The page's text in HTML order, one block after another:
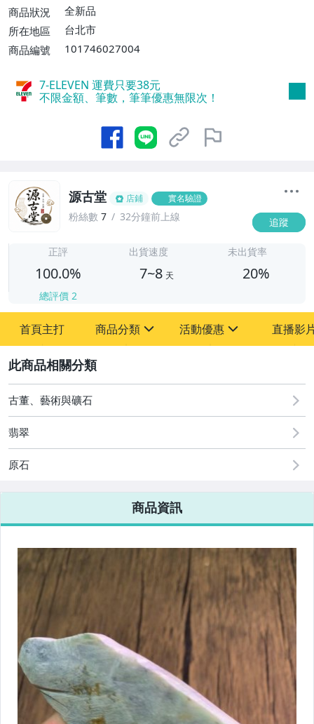
運費$60、滿5件或消費滿$1298免運
費】、宅配/貨運【單件運費$120、滿5件
商品狀況
全新品
所在地區
台北市
商品編號
101746027004
7-ELEVEN 運費只要38元
不限金額、筆數，筆筆優惠無限次！
源古堂 店鋪 實名驗證
粉絲數 7 32分鐘前上線 追蹤
正評
100.0%
總評價 2
出貨速度
7~8 天
未出貨率
20%
首頁主打 商品分類
其它
活動優惠
[全店] 周年慶
[全店] 粉絲專享
直播影
古董、藝術與礦石
翡翠
原石
商品資訊